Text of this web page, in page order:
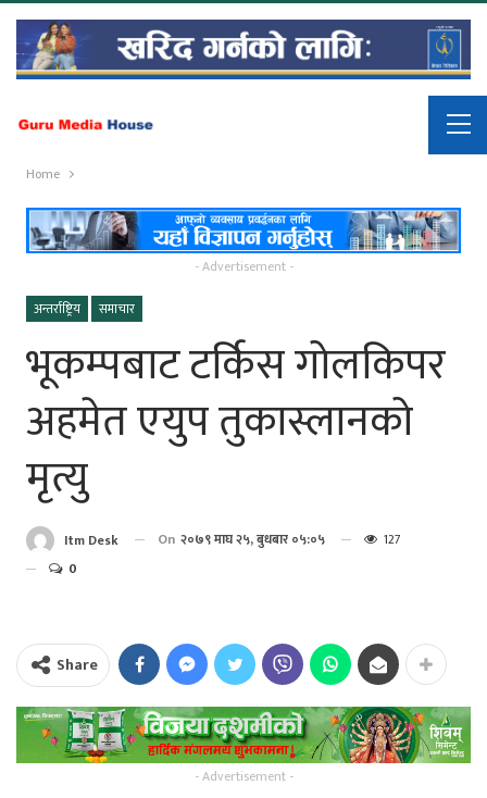
Home
- Advertisement -
अन्तर्राष्ट्रिय
समाचार
भूकम्पबाट टर्किस गोलकिपर
अहमेत एयुप तुकास्लानको
मृत्यु
Itm Desk On २०७९ माघ २५, बुधबार ०५:०५
127
0
Share
- Advertisement -